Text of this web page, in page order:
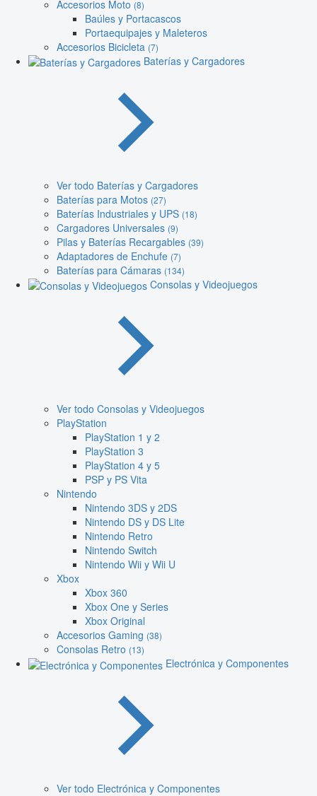
Accesorios Moto (8)
Baúles y Portacascos
Portaequipajes y Maleteros
Accesorios Bicicleta (7)
Baterías y Cargadores
Ver todo Baterías y Cargadores
Baterías para Motos (27)
Baterías Industriales y UPS (18)
Cargadores Universales (9)
Pilas y Baterías Recargables (39)
Adaptadores de Enchufe (7)
Baterías para Cámaras (134)
Consolas y Videojuegos
Ver todo Consolas y Videojuegos
PlayStation
PlayStation 1 y 2
PlayStation 3
PlayStation 4 y 5
PSP y PS Vita
Nintendo
Nintendo 3DS y 2DS
Nintendo DS y DS Lite
Nintendo Retro
Nintendo Switch
Nintendo Wii y Wii U
Xbox
Xbox 360
Xbox One y Series
Xbox Original
Accesorios Gaming (38)
Consolas Retro (13)
Electrónica y Componentes
Ver todo Electrónica y Componentes